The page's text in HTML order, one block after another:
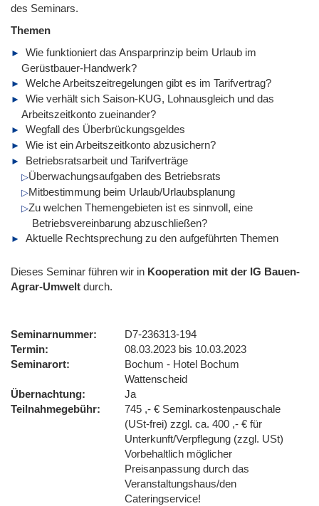
des Seminars.
Themen
Wie funktioniert das Ansparprinzip beim Urlaub im
Gerüstbauer-Handwerk?
Welche Arbeitszeitregelungen gibt es im Tarifvertrag?
Wie verhält sich Saison-KUG, Lohnausgleich und das
Arbeitszeitkonto zueinander?
Wegfall des Überbrückungsgeldes
Wie ist ein Arbeitszeitkonto abzusichern?
Betriebsratsarbeit und Tarifverträge
Überwachungsaufgaben des Betriebsrats
Mitbestimmung beim Urlaub/Urlaubsplanung
Zu welchen Themengebieten ist es sinnvoll, eine
Betriebsvereinbarung abzuschließen?
Aktuelle Rechtsprechung zu den aufgeführten Themen
Dieses Seminar führen wir in Kooperation mit der IG Bauen-
Agrar-Umwelt durch.
Seminarnummer
D7-236313-194
Termin
08.03.2023 bis 10.03.2023
Seminarort
Bochum - Hotel Bochum
Wattenscheid
Übernachtung
Ja
Teilnahmegebühr
745 ,- € Seminarkostenpauschale
(USt-frei) zzgl. ca. 400 ,- € für
Unterkunft/Verpflegung (zzgl. USt)
Vorbehaltlich möglicher
Preisanpassung durch das
Veranstaltungshaus/den
Cateringservice!